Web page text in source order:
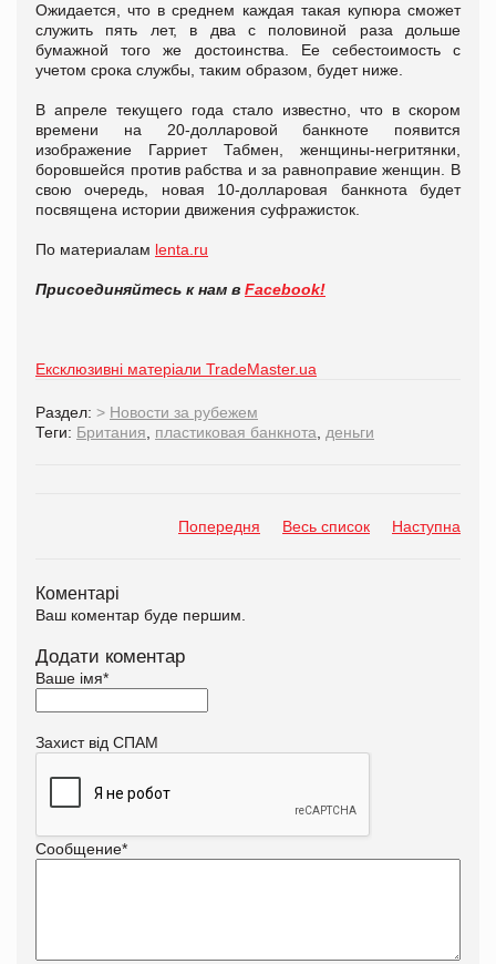
Ожидается, что в среднем каждая такая купюра сможет
служить пять лет, в два с половиной раза дольше
бумажной того же достоинства. Ее себестоимость с
учетом срока службы, таким образом, будет ниже.
В апреле текущего года стало известно, что в скором
времени на 20-долларовой банкноте появится
изображение Гарриет Табмен, женщины-негритянки,
боровшейся против рабства и за равноправие женщин. В
свою очередь, новая 10-долларовая банкнота будет
посвящена истории движения суфражисток.
По материалам lenta.ru
Присоединяйтесь к нам в Facebook!
Ексклюзивні матеріали TradeMaster.ua
Раздел: > Новости за рубежем
Теги: Британия, пластиковая банкнота, деньги
Попередня Весь список Наступна
Коментарі
Ваш коментар буде першим.
Додати коментар
Ваше імя*
Захист від СПАМ
Сообщение*